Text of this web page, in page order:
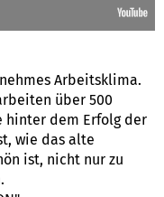
Arbeitsklima.
über 500
hinter dem Erfolg der
wie das alte
ist, nicht nur zu